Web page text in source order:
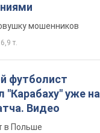
мошенников
т.
футболист
"Карабаху" уже на
Видео
в Польше